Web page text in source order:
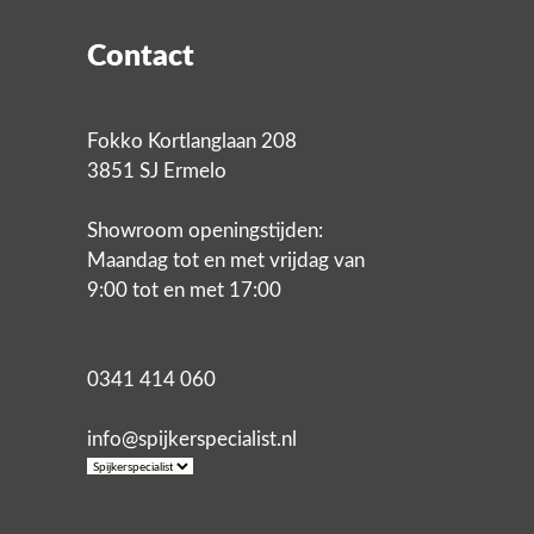
Contact
Fokko Kortlanglaan 208
3851 SJ Ermelo
Showroom openingstijden:
Maandag tot en met vrijdag van
9:00 tot en met 17:00
0341 414 060
info@spijkerspecialist.nl